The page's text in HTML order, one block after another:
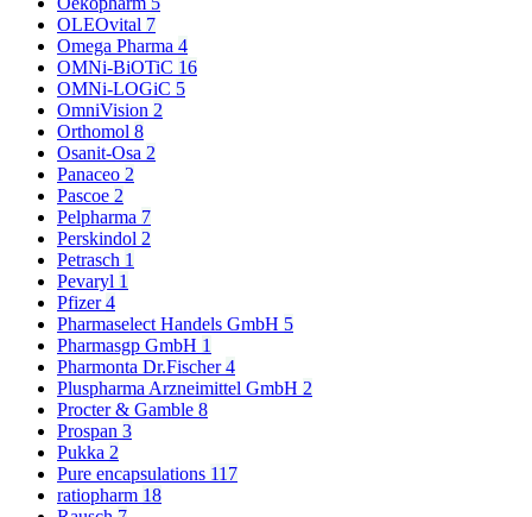
OLEOvital 7
Omega Pharma 4
OMNi-BiOTiC 16
OMNi-LOGiC 5
OmniVision 2
Orthomol 8
Osanit-Osa 2
Panaceo 2
Pascoe 2
Pelpharma 7
Perskindol 2
Petrasch 1
Pevaryl 1
Pfizer4
Pharmaselect Handels GmbH 5
Pharmasgp GmbH 1
Pharmonta Dr.Fischer4
Pluspharma Arzneimittel GmbH 2
Procter & Gamble 8
Prospan 3
Pukka 2
Pure encapsulations 117
ratiopharm 18